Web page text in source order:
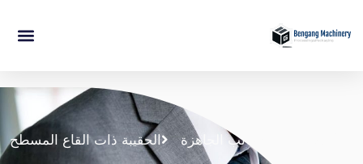
الحقائب الجاهزة الحقيبة ذات القاع المسطح